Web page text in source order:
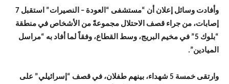
وأفادت وسائل إعلان أن “مستشفى “العودة – النصيرات” استقبل 7
إصابات، من جراء قصف الاحتلال مجموعةً من الأشخاص في منطقة
“بلوك 5” في مخيم البريج، وسط القطاع، وفقاً لما أفاد به “مراسل
الميادين”.
وارتقى خمسة 5 شهداء، بينهم طفلان، في قصف “إسرائيلي” على